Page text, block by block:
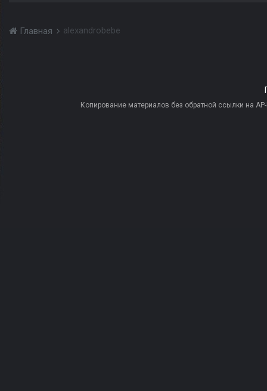
Главная alexandrobebe
Копирование материалов без обратной ссылки на